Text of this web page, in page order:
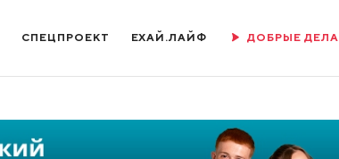
СПЕЦПРОЕКТ ЕХАЙ.ЛАЙФ ДОБРЫЕ ДЕЛА